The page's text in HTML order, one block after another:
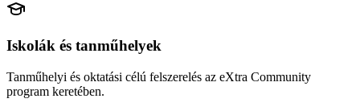
Iskolák és tanműhelyek
Tanműhelyi és oktatási célú felszerelés az eXtra Community
program keretében.